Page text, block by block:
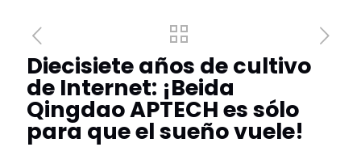
Diecisiete años de cultivo
de Internet: ¡Beida
Qingdao APTECH es sólo
para que el sueño vuele!